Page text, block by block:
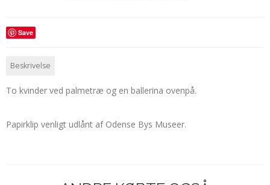
Save
Beskrivelse
To kvinder ved palmetræ og en ballerina ovenpå.
Papirklip venligt udlånt af Odense Bys Museer.